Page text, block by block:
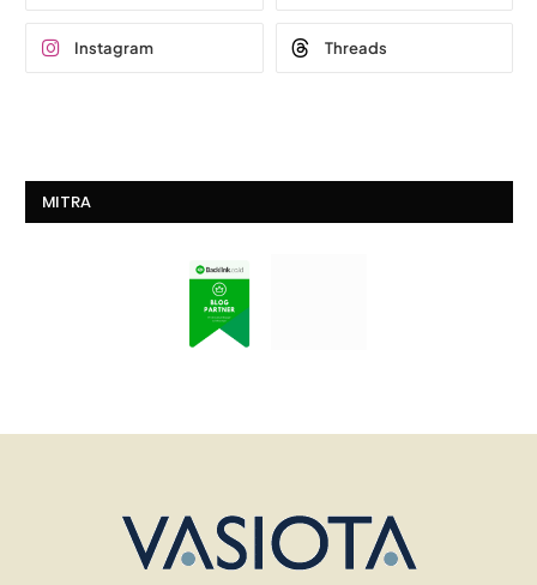
Instagram Threads
MITRA